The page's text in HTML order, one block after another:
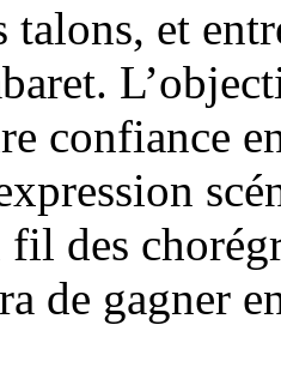
talons, et
confiance
des
de gagner